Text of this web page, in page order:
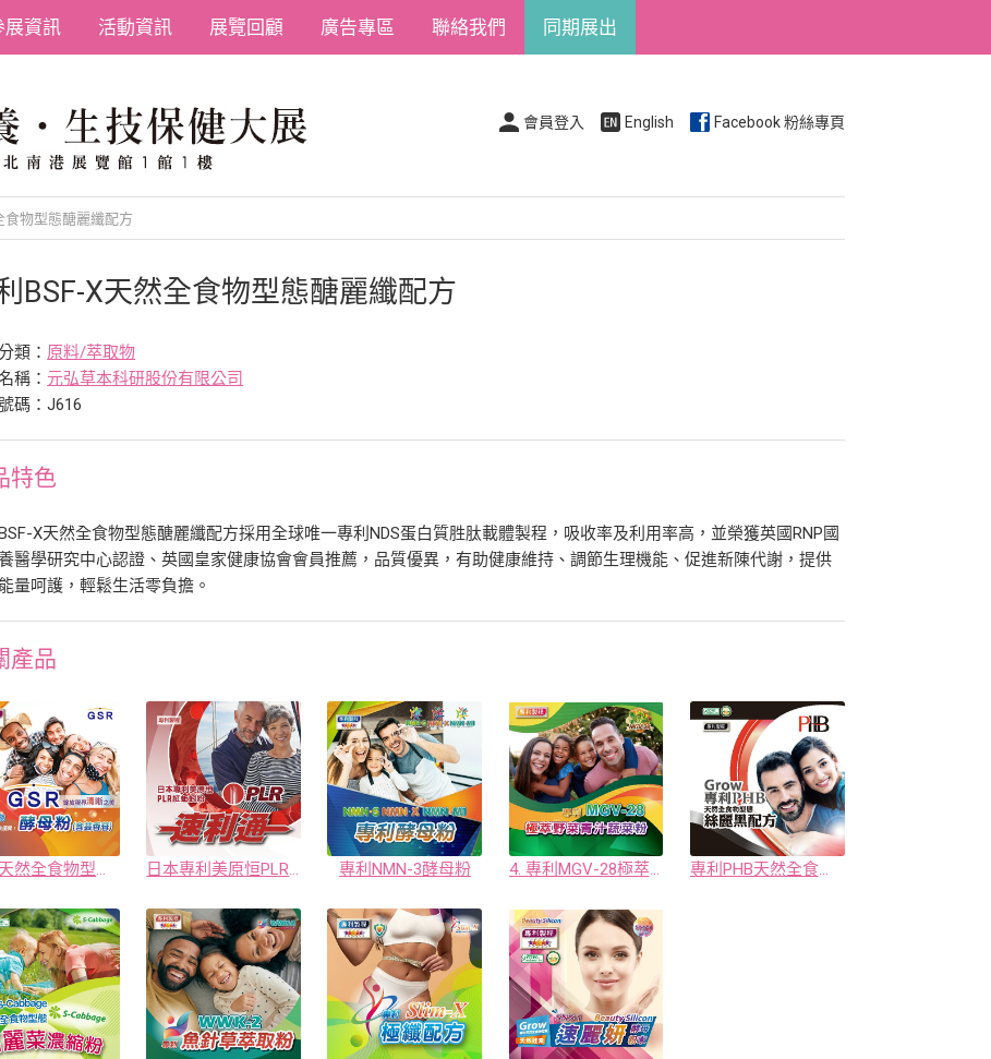
展資訊 活動資訊 展覽回顧 廣告專區 聯絡我們 同期展出
會員登入 English Facebook 粉絲專頁
食物型態醣麗纖配方
BSF-X天然全食物型態醣麗纖配方
類： 原料/萃取物
稱： 元弘草本科研股份有限公司
碼：J616
特色
X天然全食物型態醣麗纖配方採用全球唯一專利NDS蛋白質胜肽載體製程，吸收率及利用率高，並榮獲英國RNP國
醫學研究中心認證、英國皇家健康協會會員推薦，品質優異，有助健康維持、調節生理機能、促進新陳代謝，提供
量呵護，輕鬆生活零負擔。
產品
專利天然全食物型態GSR芸香苷粉 日本專利美原恒PLR紅蚯蚓粉 專利NMN-3酵母粉 4. 專利MGV-28極萃野菜青汁蔬菜粉 專利PHB天然全食物型態絲麗黑配方